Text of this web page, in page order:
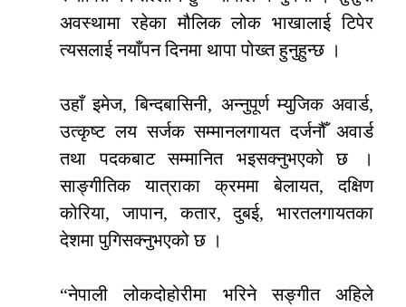
अवस्थामा रहेका मौलिक लोक भाखालाई टिपेर
त्यसलाई नयाँपन दिनमा थापा पोख्त हुनुहुन्छ ।
उहाँ इमेज, बिन्दबासिनी, अन्नुपूर्ण म्युजिक अवार्ड,
उत्कृष्ट लय सर्जक सम्मानलगायत दर्जनौँ अवार्ड
तथा पदकबाट सम्मानित भइसक्नुभएको छ ।
साङ्गीतिक यात्राका क्रममा बेलायत, दक्षिण
कोरिया, जापान, कतार, दुबई, भारतलगायतका
देशमा पुगिसक्नुभएको छ ।
“नेपाली लोकदोहोरीमा भरिने सङ्गीत अहिले